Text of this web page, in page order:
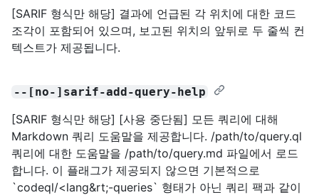
[SARIF 형식만 해당] 결과에 언급된 각 위치에 대한 코드
조각이 포함되어 있으며, 보고된 위치의 앞뒤로 두 줄씩 컨
텍스트가 제공됩니다.
--[no-]sarif-add-query-help
[SARIF 형식만 해당] [사용 중단됨] 모든 쿼리에 대해
Markdown 쿼리 도움말을 제공합니다. /path/to/query.ql
쿼리에 대한 도움말을 /path/to/query.md 파일에서 로드
합니다. 이 플래그가 제공되지 않으면 기본적으로
`codeql/<lang&rt;-queries` 형태가 아닌 쿼리 팩과 같이